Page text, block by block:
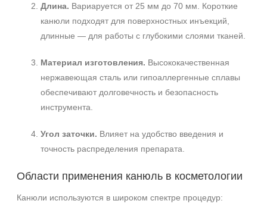
Длина. Вариаруется от 25 мм до 70 мм. Короткие
канюли подходят для поверхностных инъекций,
длинные — для работы с глубокими слоями тканей.
Материал изготовления. Высококачественная
нержавеющая сталь или гипоаллергенные сплавы
обеспечивают долговечность и безопасность
инструмента.
Угол заточки. Влияет на удобство введения и
точность распределения препарата.
Области применения канюль в косметологии
Канюли используются в широком спектре процедур: